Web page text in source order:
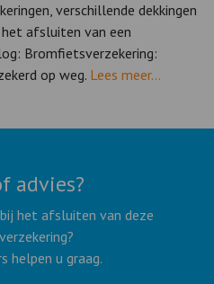
verschillende dekkingen
afsluiten van een
Bromfietsverzekering:
op weg. Lees meer...
advies?
het afsluiten van deze
helpen u graag.